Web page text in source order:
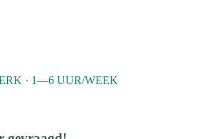
· 1—6 UUR/WEEK